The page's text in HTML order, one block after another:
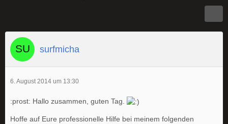
surfmicha
6. August 2014 um 13:30
:prost: Hallo zusammen, guten Tag.
Hoffe auf Eure professionelle Hilfe bei meinem folgenden